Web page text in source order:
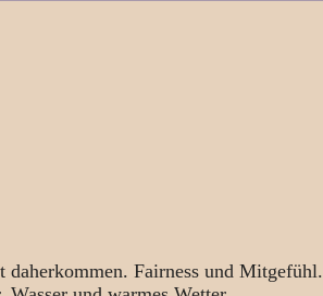
Fairness und Mitgefühl.